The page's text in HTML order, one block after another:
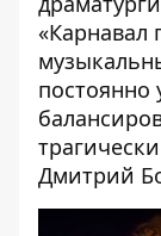
«Карнавал
постоянно
Дмитрий